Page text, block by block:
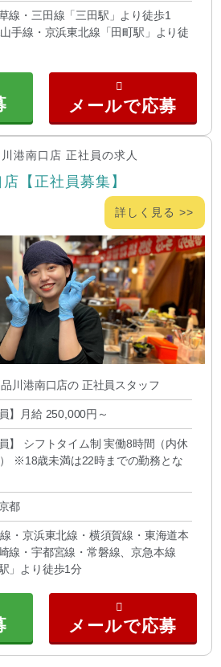
線・三田線「三田駅」より徒歩1
手線・京浜東北線「田町駅」より徒
港南口店 正社員の求人
【正社員募集】
詳しく見る >>
川港南口店の 正社員スタッフ
員】月給 250,000円～
員】 シフトタイム制 実働8時間（内休
※18歳未満は22時までの勤務とな
都
・京浜東北線・横須賀線・東海道本
線・宇都宮線・常磐線、京急本線
駅」より徒歩1分